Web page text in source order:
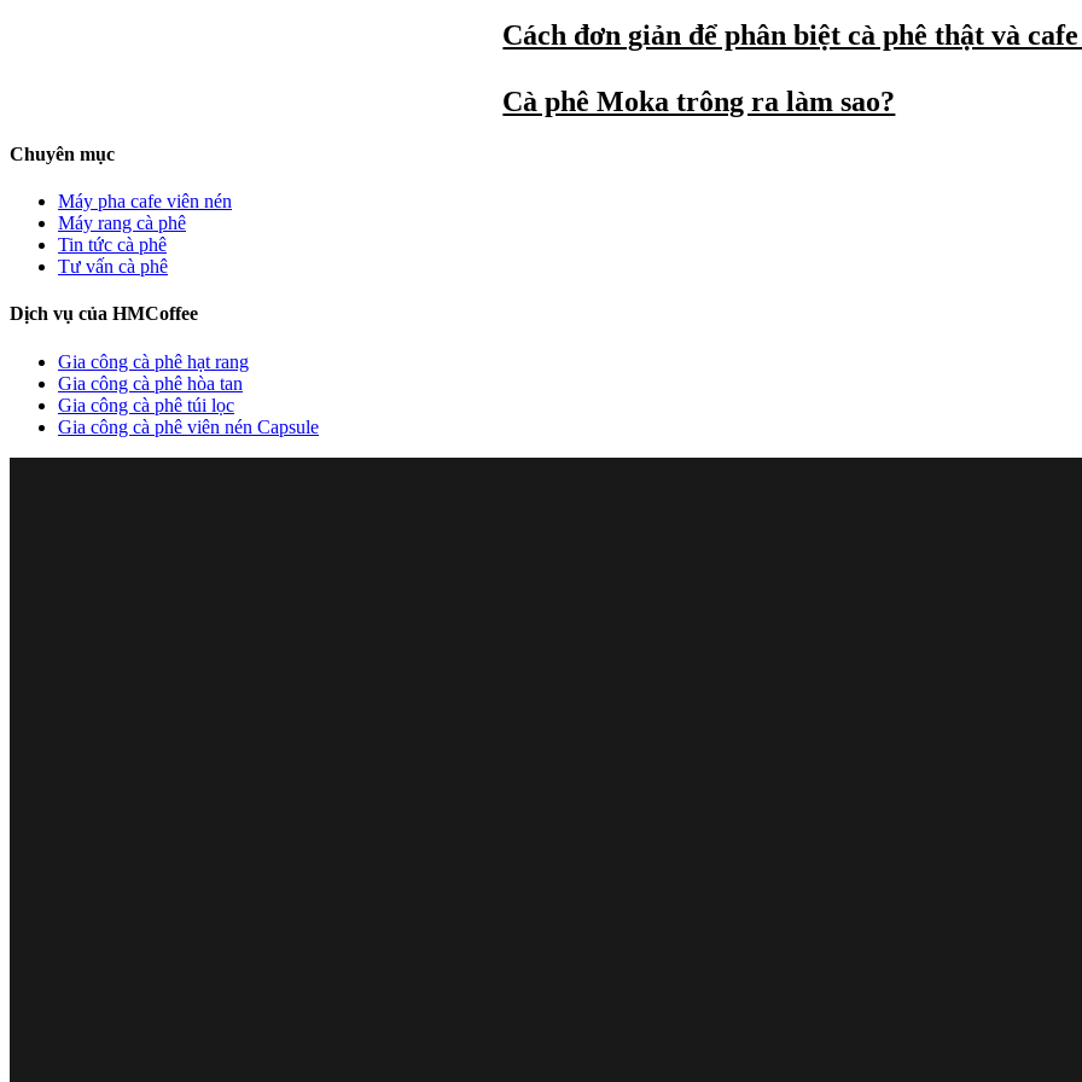
Cách đơn giản để phân biệt cà phê thật và
Cà phê Moka trông ra làm sao?
Chuyên mục
Máy pha cafe viên nén
Máy rang cà phê
Tin tức cà phê
Tư vấn cà phê
Dịch vụ của HMCoffee
Gia công cà phê hạt rang
Gia công cà phê hòa tan
Gia công cà phê túi lọc
Gia công cà phê viên nén Capsule